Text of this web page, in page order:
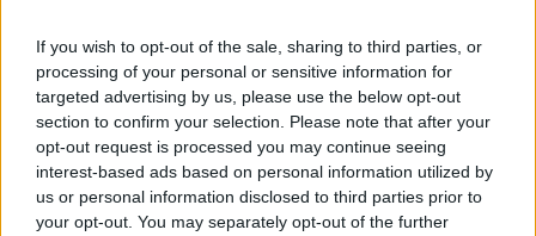
If you wish to opt-out of the sale, sharing to third parties, or
processing of your personal or sensitive information for
targeted advertising by us, please use the below opt-out
section to confirm your selection. Please note that after your
opt-out request is processed you may continue seeing
interest-based ads based on personal information utilized by
us or personal information disclosed to third parties prior to
your opt-out. You may separately opt-out of the further
Lisa
4 år sedan
Stranger things. 👍🏻
0 Svara